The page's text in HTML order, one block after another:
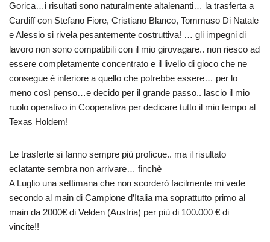
Gorica…i risultati sono naturalmente altalenanti… la trasferta a
Cardiff con Stefano Fiore, Cristiano Blanco, Tommaso Di Natale
e Alessio si rivela pesantemente costruttiva! … gli impegni di
lavoro non sono compatibili con il mio girovagare.. non riesco ad
essere completamente concentrato e il livello di gioco che ne
consegue è inferiore a quello che potrebbe essere… per lo
meno così penso…e decido per il grande passo.. lascio il mio
ruolo operativo in Cooperativa per dedicare tutto il mio tempo al
Texas Holdem!
Le trasferte si fanno sempre più proficue.. ma il risultato
eclatante sembra non arrivare… finchè
A Luglio una settimana che non scorderò facilmente mi vede
secondo al main di Campione d’Italia ma soprattutto primo al
main da 2000€ di Velden (Austria) per più di 100.000 € di
vincite!!